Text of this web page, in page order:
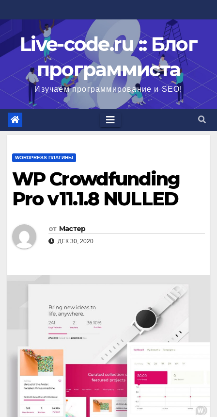
к
содержимому
Live-code.ru :: Блог
программиста
Изучаем программирование и SEO!
WORDPRESS ПЛАГИНЫ
WP Crowdfunding
Pro v11.1.8 NULLED
от Мастер
ДЕК 30, 2020